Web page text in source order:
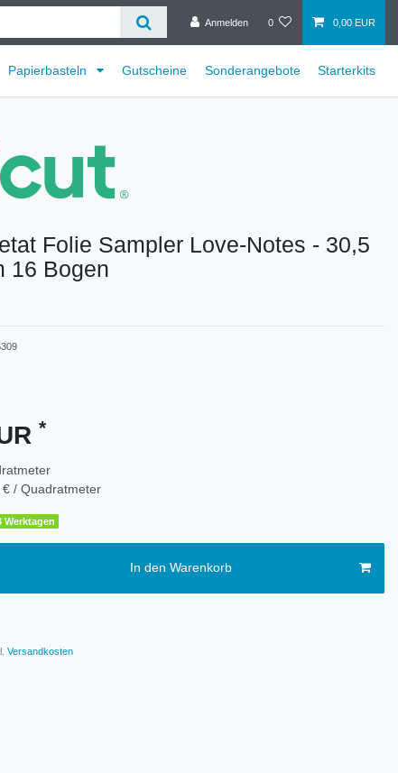
Anmelden 0 0,00 EUR
Papierbasteln Gutscheine Sonderangebote Starterkits
Folie Sampler Love-Notes - 30,5
16 Bogen
*
€ / Quadratmeter
Werktagen
In den Warenkorb
Versandkosten